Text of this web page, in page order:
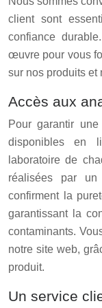
client sont
confiance
œuvre pour vous
sur nos produits et
Accès aux
Pour garantir
disponibles en
laboratoire de
réalisées par un
confirment la
garantissant la
contaminants.
notre site web,
produit.
Un service